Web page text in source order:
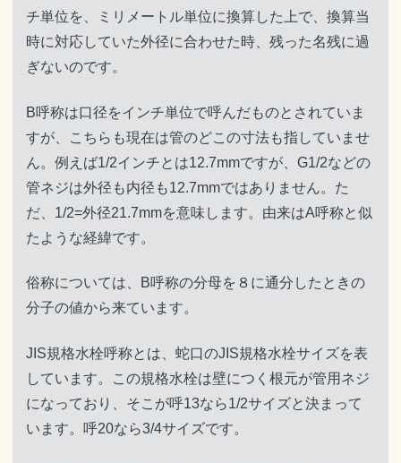
チ単位を、ミリメートル単位に換算した上で、換算当
時に対応していた外径に合わせた時、残った名残に過
ぎないのです。
B呼称は口径をインチ単位で呼んだものとされていま
すが、こちらも現在は管のどこの寸法も指していませ
ん。例えば1/2インチとは12.7mmですが、G1/2などの
管ネジは外径も内径も12.7mmではありません。た
だ、1/2=外径21.7mmを意味します。由来はA呼称と似
たような経緯です。
俗称については、B呼称の分母を８に通分したときの
分子の値から来ています。
JIS規格水栓呼称とは、蛇口のJIS規格水栓サイズを表
しています。この規格水栓は壁につく根元が管用ネジ
になっており、そこが呼13なら1/2サイズと決まって
います。呼20なら3/4サイズです。